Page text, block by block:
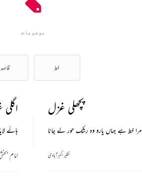
موضوعات
خط قاصد
ہائے
امام
پچھلی غزل
مرا خط ہے جہاں یارو وہ رشک حور لے جانا
نظیر اکبرآبادی